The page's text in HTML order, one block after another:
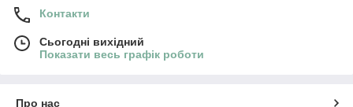
Контакти
Сьогодні вихідний
Показати весь графік роботи
Про нас